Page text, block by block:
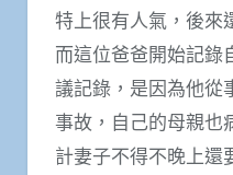
特上很有人氣，後來
而這位爸爸開始記錄
議記錄，是因為他從
事故，自己的母親也
計妻子不得不晚上還